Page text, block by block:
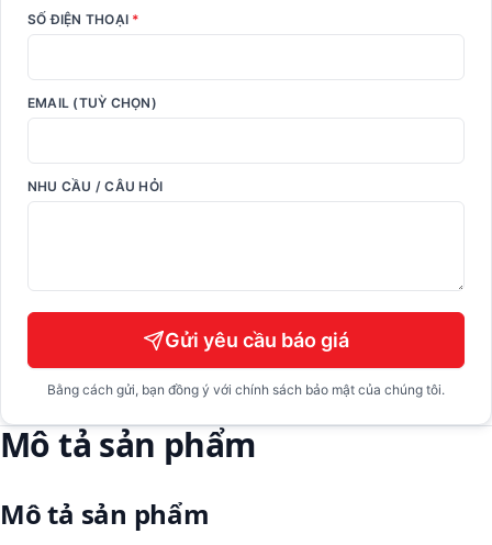
SỐ ĐIỆN THOẠI *
EMAIL (TUỲ CHỌN)
NHU CẦU / CÂU HỎI
Gửi yêu cầu báo giá
Bằng cách gửi, bạn đồng ý với chính sách bảo mật của chúng tôi.
Mô tả sản phẩm
Mô tả sản phẩm